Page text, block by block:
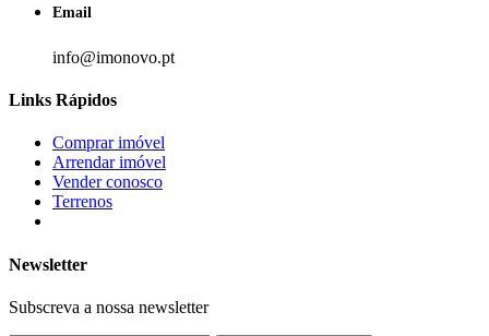
Email
info@imonovo.pt
Links Rápidos
Comprar imóvel
Arrendar imóvel
Vender conosco
Terrenos
Newsletter
Subscreva a nossa newsletter